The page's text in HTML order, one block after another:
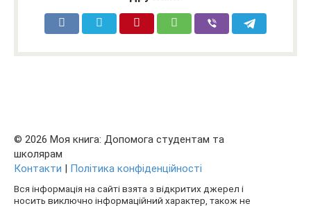
© 2026 Моя книга: Допомога студентам та
школярам
Контакти | Політика конфіденційності
Вся інформація на сайті взята з відкритих джерел і
носить виключно інформаційний характер, також не